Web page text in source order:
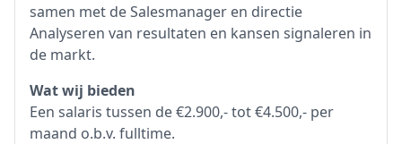
samen met de Salesmanager en directie
Analyseren van resultaten en kansen signaleren in
de markt.
Wat wij bieden
Een salaris tussen de €2.900,- tot €4.500,- per
maand o.b.v. fulltime.